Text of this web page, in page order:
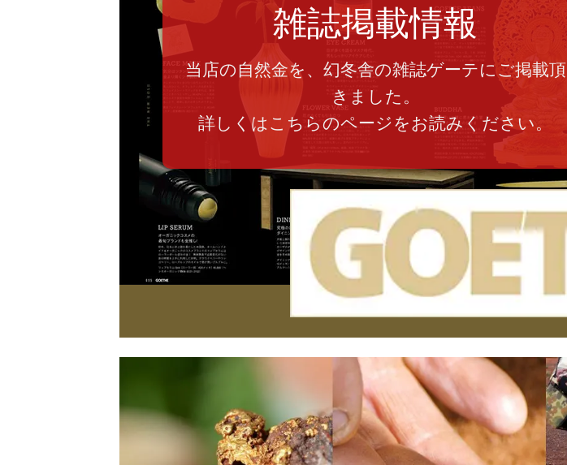
雑誌掲載情報
当店の自然金を、幻冬舎の雑誌ゲーテにご掲載頂
きました。
詳しくはこちらのページをお読みください。